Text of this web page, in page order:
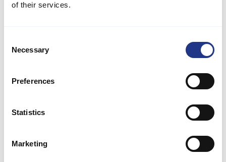
of their services.
Selection
Necessary
Preferences
Statistics
Marketing